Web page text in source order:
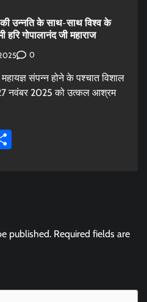
उन्नति के साथ-साथ विश्व के
गोपालानंद जी महाराज
0
संपन्न होने के पश्चात विशाल
नवंबर 2025 को उत्कल आश्रम
published. Required fields are